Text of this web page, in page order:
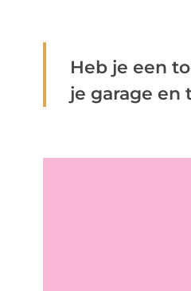
Heb je een
je garage en